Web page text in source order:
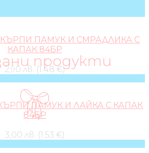
продукти
ПАМУК И СМРАДЛИКА С
КАПАК 84БР
2,90 лв. (1.48 €)
ПАМУК И ЛАЙКА С КАПАК
84БР
3,00 лв. (1.53 €)